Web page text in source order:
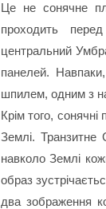
Це не сонячне
проходить
центральний
панелей.
шпилем, одним з
Крім того,
Землі.
навколо Землі
образ
два зображення